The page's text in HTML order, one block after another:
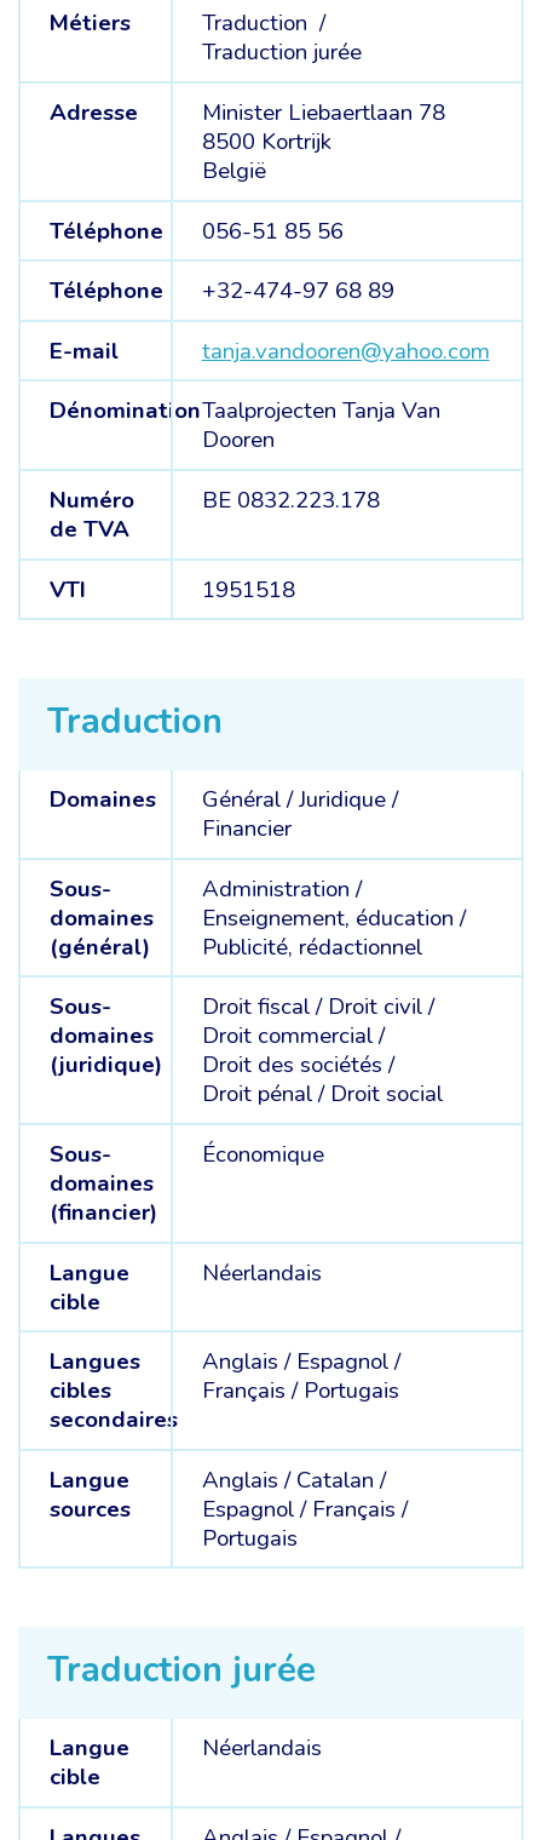
Métiers
Traduction /
Traduction jurée
Adresse
Minister Liebaertlaan 78
8500 Kortrijk
België
Téléphone
056-51 85 56
Téléphone
+32-474-97 68 89
E-mail
tanja.vandooren@yahoo.com
DénominationTaalprojecten Tanja Van
Dooren
Numéro
de TVA
BE 0832.223.178
VTI 1951518
Traduction
Domaines Général /Juridique /
Financier
Sous-
domaines
(général)
Administration /
Enseignement, éducation /
Publicité, rédactionnel
Sous-
domaines
(juridique)
Droit fiscal / Droit civil /
Droit commercial /
Droit des sociétés /
Droit pénal / Droit social
Sous-
domaines
(financier)
Économique
Langue
cible
Néerlandais
Langues
cibles
secondaires
Anglais / Espagnol /
Français / Portugais
Langue
sources
Anglais /Catalan /
Espagnol / Français /
Portugais
Traduction jurée
Langue
cible
Néerlandais